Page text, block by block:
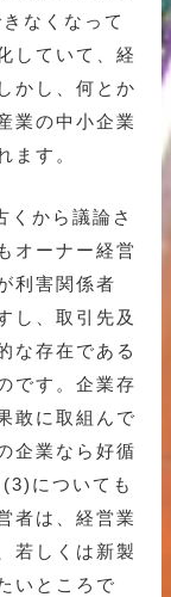
なくなって
していて、経
かし、何とか
業の中小企業
ます。
くから議論さ
オーナー経営
利害関係者
し、取引先及
な存在である
です。企業存
敢に取組んで
企業なら好循
についても
者は、経営業
若しくは新製
いところで